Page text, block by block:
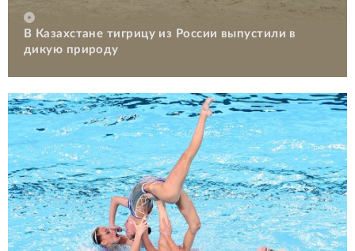
В Казахстане тигрицу из России выпустили в
дикую природу